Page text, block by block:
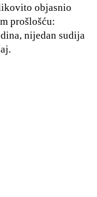
objasnio
prošlošću:
nijedan sudija